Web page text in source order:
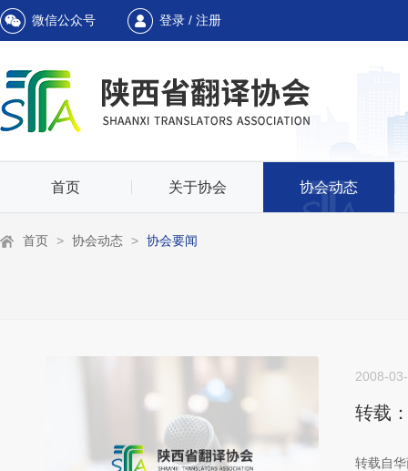
微信公众号 登录 / 注册
首页 关于协会 协会动态
首页 > 协会动态 > 协会要闻
2008-
转载
转载自